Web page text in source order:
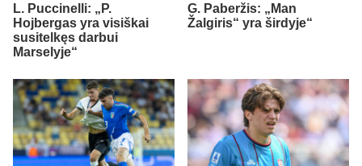
L. Puccinelli: „P.
Hojbergas yra visiškai
susitelkęs darbui
Marselyje“
G. Paberžis: „Man
Žalgiris“ yra širdyje“